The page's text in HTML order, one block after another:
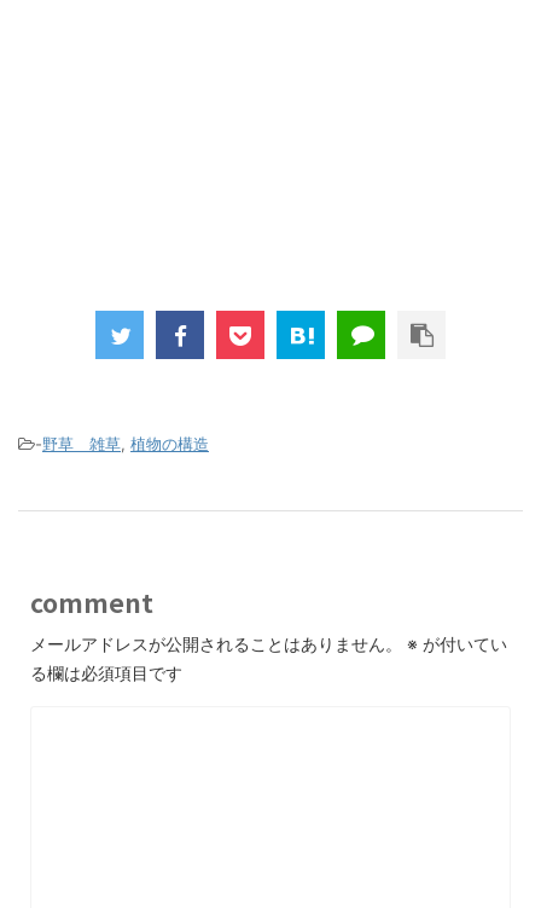
-野草 雑草, 植物の構造
comment
メールアドレスが公開されることはありません。 ※ が付いてい
る欄は必須項目です